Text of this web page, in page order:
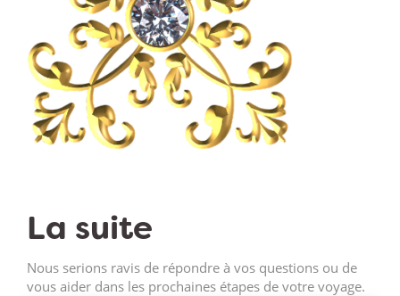
La suite
Nous serions ravis de répondre à vos questions ou de
vous aider dans les prochaines étapes de votre voyage.